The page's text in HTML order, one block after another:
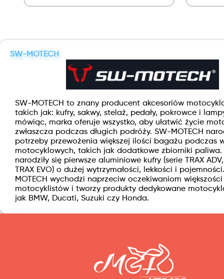
SW-MOTECH
SW-MOTECH to znany producent akcesoriów
takich jak: kufry, sakwy, stelaż, pedały, pokrowce i
mówiąc, marka oferuje wszystko, aby ułatwić życie
zwłaszcza podczas długich podróży. SW-MOTECH
potrzeby przewożenia większej ilości bagażu podczas
motocyklowych, takich jak dodatkowe zbiorniki paliwa.
narodziły się pierwsze aluminiowe kufry (serie TRAX
TRAX EVO) o dużej wytrzymałości, lekkości i
MOTECH wychodzi naprzeciw oczekiwaniom większości
motocyklistów i tworzy produkty dedykowane
jak BMW, Ducati, Suzuki czy Honda.